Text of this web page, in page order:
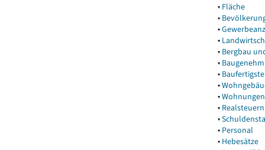
▾ Fläche
▾
▾
▾
▾ Bergbau
▾
▾
▾
▾Wohnungen
▾ Realsteuern
▾
▾ Personal
▾ Hebesätze